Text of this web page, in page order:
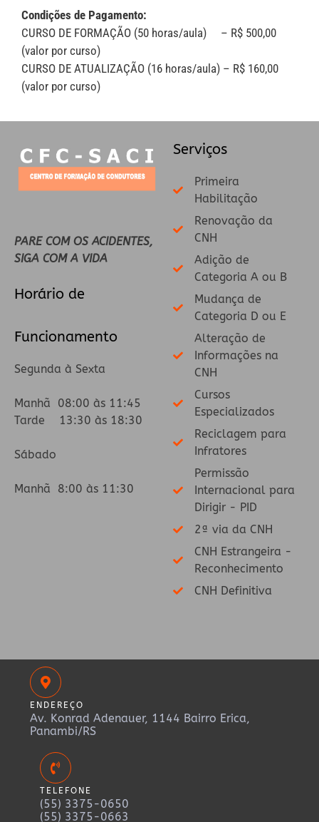
Condições de Pagamento:
CURSO DE FORMAÇÃO (50 horas/aula) – R$ 500,00
(valor por curso)
CURSO DE ATUALIZAÇÃO (16 horas/aula) – R$ 160,00
(valor por curso)
PARE COM OS ACIDENTES,
SIGA COM A VIDA
Horário de
Funcionamento
Segunda à Sexta
Manhã 08:00 às 11:45
Tarde 13:30 às 18:30
Sábado
Manhã 8:00 às 11:30
Serviços
Primeira
Habilitação
Renovação da
CNH
Adição de
Categoria A ou B
Mudança de
Categoria D ou E
Alteração de
Informações na
CNH
Cursos
Especializados
Reciclagem para
Infratores
Permissão
Internacional para
Dirigir - PID
2ª via da CNH
CNH Estrangeira -
Reconhecimento
CNH Definitiva
ENDEREÇO
Av. Konrad Adenauer, 1144 Bairro Erica,
Panambi/RS
TELEFONE
(55) 3375-0650
(55) 3375-0663